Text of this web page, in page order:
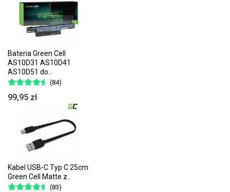
Bateria Green Cell
AS10D31 AS10D41
AS10D51 do..
(84)
99,95 zł
Kabel USB-C Typ C 25cm
Green Cell Matte z..
(83)